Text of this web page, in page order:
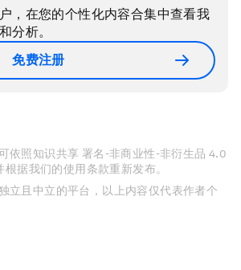
，在您的个性化内容合集中查看我
分析。
免费注册
依照知识共享 署名-非商业性-非衍生品 4.0
根据我们的使用条款重新发布。
立且中立的平台，以上内容仅代表作者个